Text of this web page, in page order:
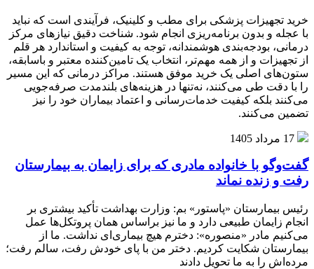
خرید تجهیزات پزشکی برای مطب و کلینیک، فرآیندی است که نباید
با عجله و بدون برنامه‌ریزی انجام شود. شناخت دقیق نیازهای مرکز
درمانی، بودجه‌بندی هوشمندانه، توجه به کیفیت و استاندارد هر قلم
از تجهیزات و از همه مهم‌تر، انتخاب یک تامین‌کننده معتبر و باسابقه،
ستون‌های اصلی یک خرید موفق هستند. مراکز درمانی که این مسیر
را با دقت طی می‌کنند، نه‌تنها در هزینه‌های بلندمدت صرفه‌جویی
می‌کنند بلکه کیفیت خدمات‌رسانی و اعتماد بیماران خود را نیز
تضمین می‌کنند.
17 مرداد 1405
گفت‌وگو با خانواده مادری که برای زایمان به بیمارستان
رفت و زنده نماند
رئیس بیمارستان «پاستور» بم: وزارت بهداشت تأکید بیشتری بر
انجام زایمان طبیعی دارد و ما نیز براساس همان پروتکل‌ها عمل
می‌کنیم مادر «منصوره»: دخترم هیچ بیماری‌ای نداشت. ما از
بیمارستان شکایت کردیم. دختر من با پای خودش رفت، سالم رفت؛
مرده‌اش را به ما تحویل دادند